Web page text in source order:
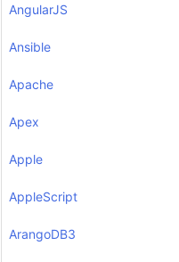
AngularJS
Ansible
Apache
Apex
Apple
AppleScript
ArangoDB3